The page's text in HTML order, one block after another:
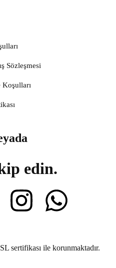
Sözleşmesi
edin.
sertifikası ile korunmaktadır.